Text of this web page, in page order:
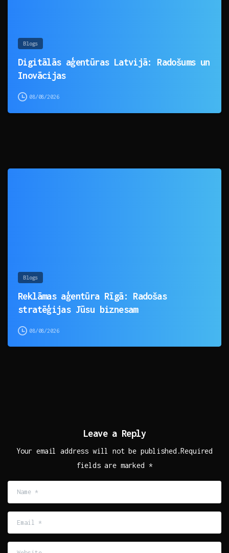
Blogs
Digitālās aģentūras Latvijā: Radošums un
Inovācijas
08/08/2026
Blogs
Reklāmas aģentūra Rīgā: Radošas
stratēģijas Jūsu biznesam
08/08/2026
Leave a Reply
Your email address will not be published.Required
fields are marked *
*
Website